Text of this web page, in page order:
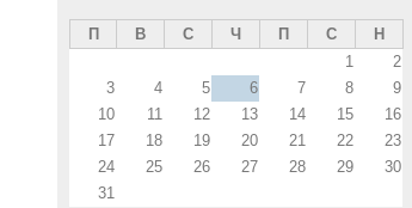
П В С Ч П С
Н
1
2
3
4 5 6 7 8
9
10
11 12 13 14 15
16
17
18 19 20 21 22
23
24
25 26 27 28 29
30
31